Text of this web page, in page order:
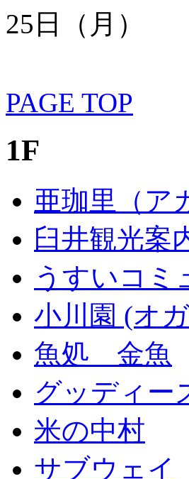
25日（月）
PAGE TOP
1F
亜珈里（ア
臼井観光案
うすいコミ
小川園 (オ
魚処 金魚
グッディー
米の中村
サブウェイ